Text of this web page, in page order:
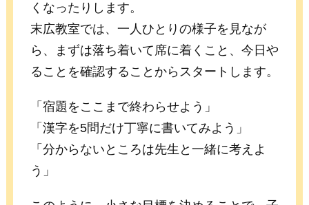
くなったりします。
末広教室では、一人ひとりの様子を見なが
ら、まずは落ち着いて席に着くこと、今日や
ることを確認することからスタートします。
「宿題をここまで終わらせよう」
「漢字を5問だけ丁寧に書いてみよう」
「分からないところは先生と一緒に考えよ
う」